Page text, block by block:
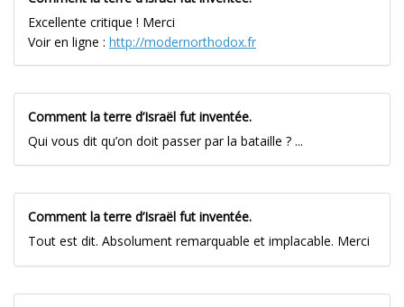
Excellente critique ! Merci
Voir en ligne : http://modernorthodox.fr
Comment la terre d’Israël fut inventée.
Qui vous dit qu’on doit passer par la bataille ? ...
Comment la terre d’Israël fut inventée.
Tout est dit. Absolument remarquable et implacable. Merci